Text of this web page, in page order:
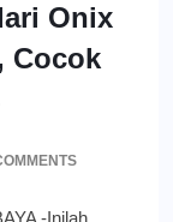
Onix
Cocok